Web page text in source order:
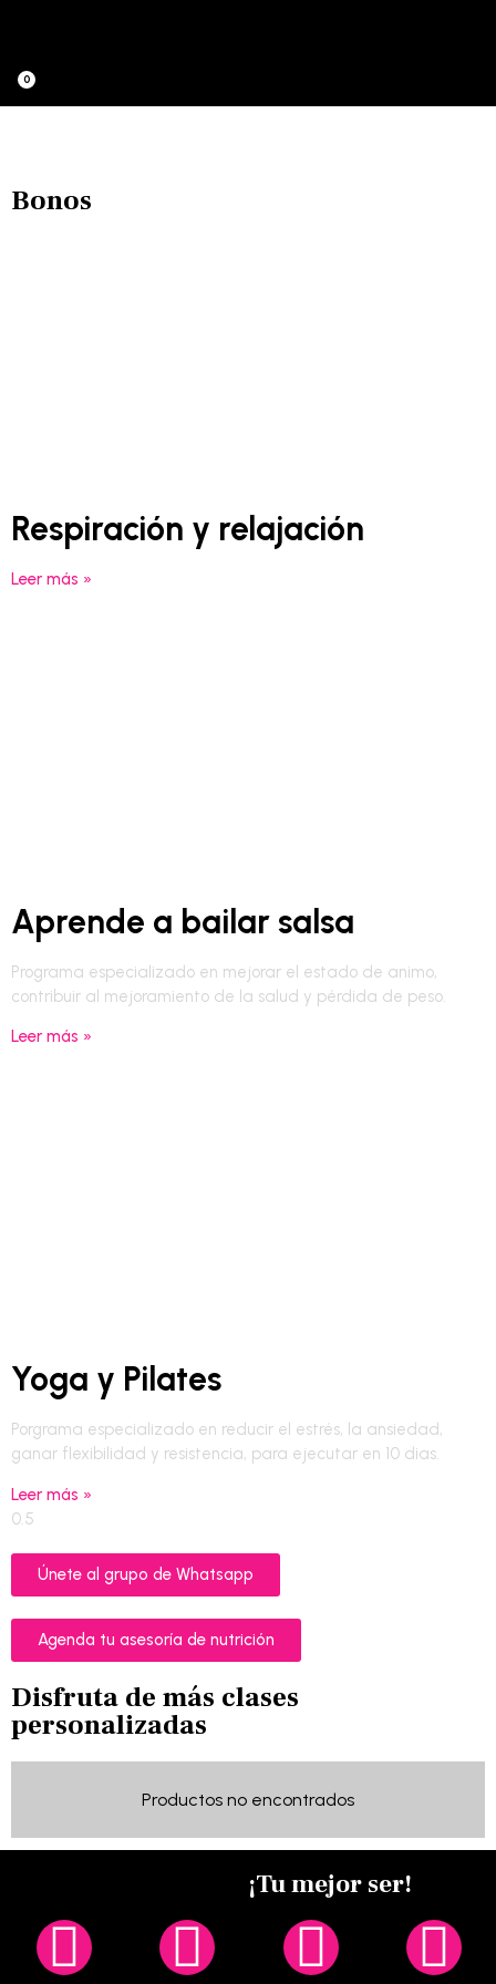
0
Bonos
Respiración y relajación
Leer más »
Aprende a bailar salsa
Programa especializado en mejorar el estado de animo,
contribuir al mejoramiento de la salud y pérdida de peso.
Leer más »
Yoga y Pilates
Porgrama especializado en reducir el estrés, la ansiedad,
ganar flexibilidad y resistencia, para ejecutar en 10 dias.
Leer más »
Únete al grupo de Whatsapp
Agenda tu asesoría de nutrición
Disfruta de más clases
personalizadas
Productos no encontrados
¡Tu mejor ser!